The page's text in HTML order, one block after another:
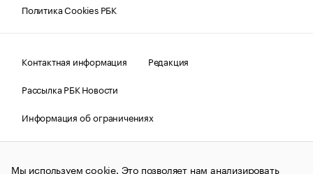
Политика Cookies РБК
Контактная информация
Редакция
Рассылка РБК Новости
Информация об ограничениях
Правовая информация
О соблюдении авторских прав
© АО «РОСБИЗНЕСКОНСАЛТИНГ»,1995–2026.Сообщения
Мы используем cookie. Это позволяет нам анализировать